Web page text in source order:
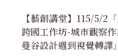
【藝創講堂】115/5/2
跨國工作坊-城市觀察
曼谷設計週到視覺轉譯」